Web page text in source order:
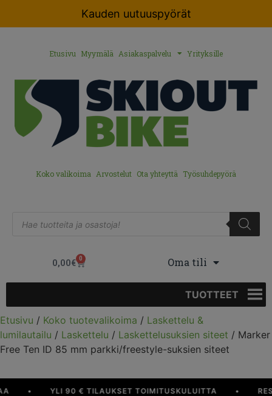
Kauden uutuuspyörät
Etusivu Myymälä Asiakaspalvelu Yrityksille
Koko valikoima Arvostelut Ota yhteyttä Työsuhdepyörä
0,00€ 0 Oma tili
TUOTTEET
Etusivu / Koko tuotevalikoima / Laskettelu &
lumilautailu / Laskettelu / Laskettelusuksien siteet / Marker
Free Ten ID 85 mm parkki/freestyle-suksien siteet
YLI 90 € TILAUKSET TOIMITUSKULUITTA